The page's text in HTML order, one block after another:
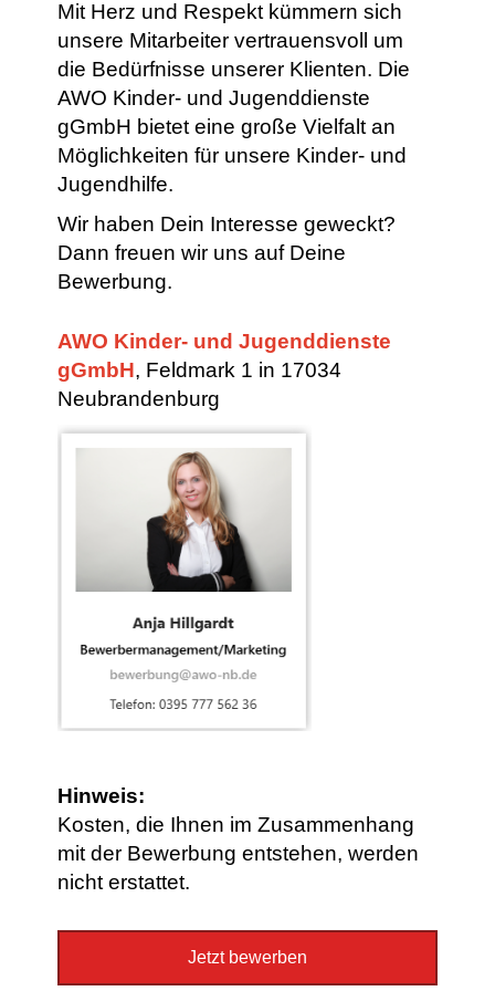
Mit Herz und Respekt kümmern sich
unsere Mitarbeiter vertrauensvoll um
die Bedürfnisse unserer Klienten. Die
AWO Kinder- und Jugenddienste
gGmbH bietet eine große Vielfalt an
Möglichkeiten für unsere Kinder- und
Jugendhilfe.
Wir haben Dein Interesse geweckt?
Dann freuen wir uns auf Deine
Bewerbung.
AWO Kinder- und Jugenddienste
gGmbH, Feldmark 1 in 17034
Neubrandenburg
Hinweis:
Kosten, die Ihnen im Zusammenhang
mit der Bewerbung entstehen, werden
nicht erstattet.
Jetzt bewerben